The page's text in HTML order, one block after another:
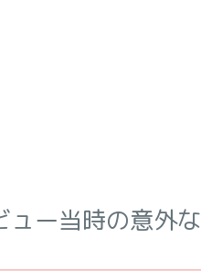
ュー当時の意外な